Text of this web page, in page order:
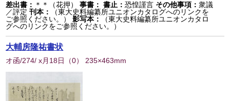
差出書： ＊＊（花押） 事書： 書止：恐惶謹言 その他事項：衆議
／評定 刊本：
（東大史料編纂所ユニオンカタログへのリンクを
ご参照ください。）
影写本：
（東大史料編纂所ユニオンカタロ
グへのリンクをご参照ください。）
大輔房隆祐書状
オ函/274/ x月18日 （0） 235×463mm